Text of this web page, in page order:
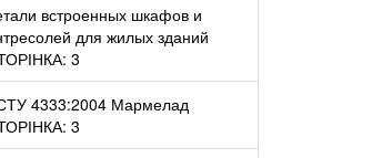
встроенных шкафов и
для жилых зданий
3
4333:2004 Мармелад
3